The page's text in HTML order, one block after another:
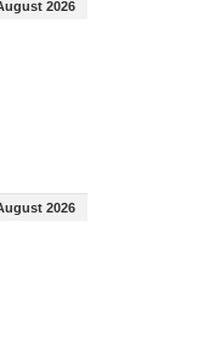
2026
2026